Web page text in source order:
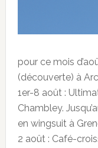
pour ce mois
(découverte) à
1er-8 août :
Chambley.
en wingsuit à
2 août : Café-